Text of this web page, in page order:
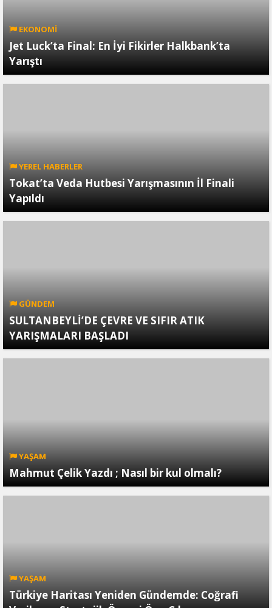
EKONOMİ
Jet Luck’ta Final: En İyi Fikirler Halkbank’ta
Yarıştı
YEREL HABERLER
Tokat’ta Veda Hutbesi Yarışmasının İl Finali
Yapıldı
GÜNDEM
SULTANBEYLİ’DE ÇEVRE VE SIFIR ATIK
YARIŞMALARI BAŞLADI
YAŞAM
Mahmut Çelik Yazdı ; Nasıl bir kul olmalı?
YAŞAM
Türkiye Haritası Yeniden Gündemde: Coğrafi